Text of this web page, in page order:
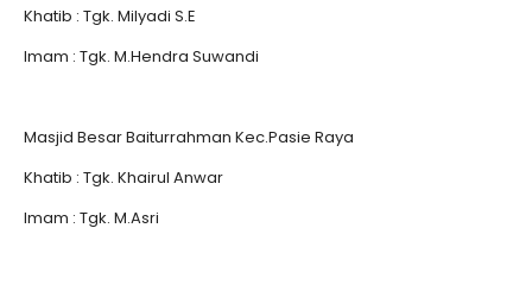
Khatib : Tgk. Milyadi S.E
Imam : Tgk. M.Hendra Suwandi
Masjid Besar Baiturrahman Kec.Pasie Raya
Khatib : Tgk. Khairul Anwar
Imam : Tgk. M.Asri